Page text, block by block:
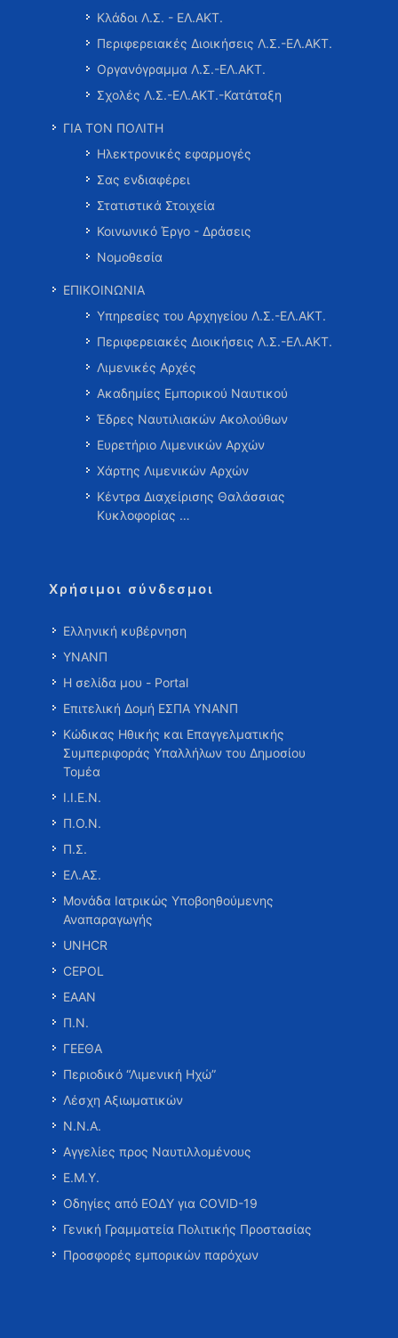
Κλάδοι Λ.Σ. - ΕΛ.ΑΚΤ.
Περιφερειακές Διοικήσεις Λ.Σ.-ΕΛ.ΑΚΤ.
Οργανόγραμμα Λ.Σ.-ΕΛ.ΑΚΤ.
Σχολές Λ.Σ.-ΕΛ.ΑΚΤ.-Κατάταξη
ΓΙΑ ΤΟΝ ΠΟΛΙΤΗ
Ηλεκτρονικές εφαρμογές
Σας ενδιαφέρει
Στατιστικά Στοιχεία
Κοινωνικό Έργο - Δράσεις
Νομοθεσία
ΕΠΙΚΟΙΝΩΝΙΑ
Υπηρεσίες του Αρχηγείου Λ.Σ.-ΕΛ.ΑΚΤ.
Περιφερειακές Διοικήσεις Λ.Σ.-ΕΛ.ΑΚΤ.
Λιμενικές Αρχές
Ακαδημίες Εμπορικού Ναυτικού
Έδρες Ναυτιλιακών Ακολούθων
Ευρετήριο Λιμενικών Αρχών
Χάρτης Λιμενικών Αρχών
Κέντρα Διαχείρισης Θαλάσσιας
Κυκλοφορίας …
Χρήσιμοι σύνδεσμοι
Ελληνική κυβέρνηση
ΥΝΑΝΠ
Η σελίδα μου - Portal
Επιτελική Δομή ΕΣΠΑ ΥΝΑΝΠ
Κώδικας Ηθικής και Επαγγελματικής
Συμπεριφοράς Υπαλλήλων του Δημοσίου
Τομέα
Ι.Ι.Ε.Ν.
Π.Ο.Ν.
Π.Σ.
ΕΛ.ΑΣ.
Μονάδα Ιατρικώς Υποβοηθούμενης
Αναπαραγωγής
UNHCR
CEPOL
ΕΑΑΝ
Π.Ν.
ΓΕΕΘΑ
Περιοδικό “Λιμενική Ηχώ”
Λέσχη Αξιωματικών
Ν.Ν.Α.
Αγγελίες προς Ναυτιλλομένους
Ε.Μ.Υ.
Οδηγίες από ΕΟΔΥ για COVID-19
Γενική Γραμματεία Πολιτικής Προστασίας
Προσφορές εμπορικών παρόχων